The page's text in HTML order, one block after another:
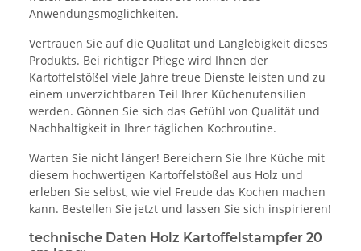
Anwendungsmöglichkeiten.
Vertrauen Sie auf die Qualität und Langlebigkeit dieses
Produkts. Bei richtiger Pflege wird Ihnen der
Kartoffelstößel viele Jahre treue Dienste leisten und zu
einem unverzichtbaren Teil Ihrer Küchenutensilien
werden. Gönnen Sie sich das Gefühl von Qualität und
Nachhaltigkeit in Ihrer täglichen Kochroutine.
Warten Sie nicht länger! Bereichern Sie Ihre Küche mit
diesem hochwertigen Kartoffelstößel aus Holz und
erleben Sie selbst, wie viel Freude das Kochen machen
kann. Bestellen Sie jetzt und lassen Sie sich inspirieren!
technische Daten Holz Kartoffelstampfer 20